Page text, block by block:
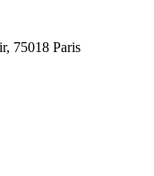
75018 Paris